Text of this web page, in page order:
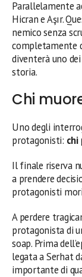
Parallelamente
Hicran e Aşır.
nemico senza
completamente
diventerà uno
storia.
Chi
Uno degli
protagonisti: chi
Il finale riserva
a prendere
protagonisti
A perdere
protagonista di
soap. Prima
legata a Serhat
importante di